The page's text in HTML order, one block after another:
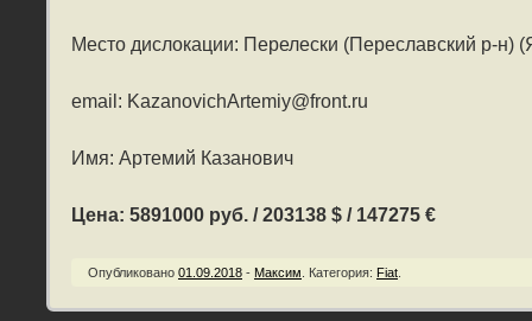
Место дислокации: Перелески (Переславский р-н)
email: KazanovichArtemiy@front.ru
Имя: Артемий Казанович
Цена: 5891000 руб. / 203138 $ / 147275 €
Опубликовано 01.09.2018 - Максим Категория: Fiat